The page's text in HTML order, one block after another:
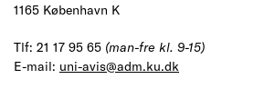
1165 København K
Tlf: 21 17 95 65 (man-fre kl. 9-15)
E-mail: uni-avis@adm.ku.dk